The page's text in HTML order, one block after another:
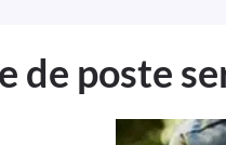
de poste